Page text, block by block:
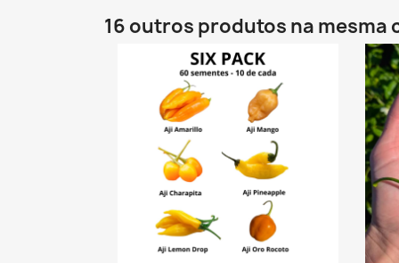
16 outros produtos na mesma